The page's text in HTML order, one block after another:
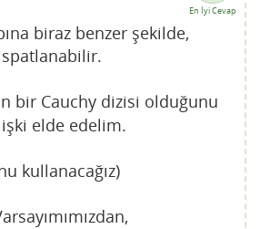
En İyi Cevap
biraz benzer şekilde,
bir Cauchy dizisi olduğunu
elde edelim.
kullanacağız)